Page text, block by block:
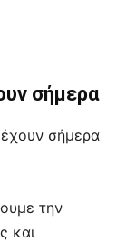
σήμερα
σήμερα
την
και